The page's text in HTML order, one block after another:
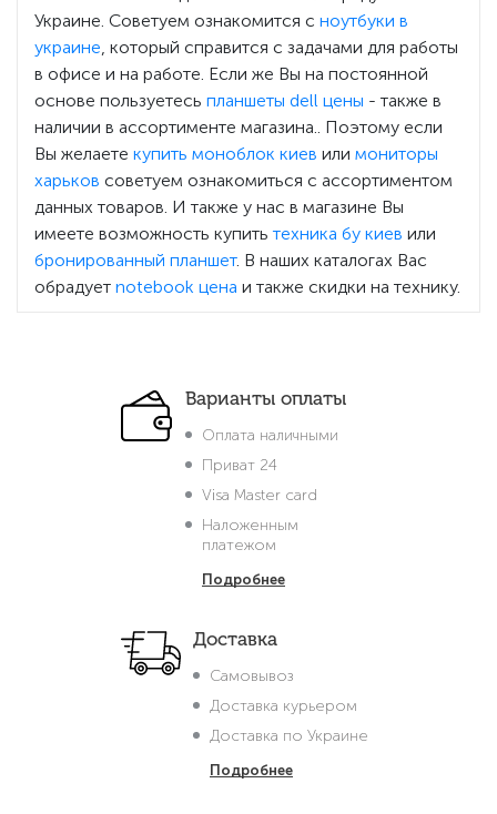
Украине. Советуем ознакомится с ноутбуки в
украине , который справится с задачами для работы
в офисе и на работе. Если же Вы на постоянной
основе пользуетесь планшеты dell цены - также в
наличии в ассортименте магазина.. Поэтому если
Вы желаете купить моноблок киев или мониторы
харьков советуем ознакомиться с ассортиментом
данных товаров. И также у нас в магазине Вы
имеете возможность купить техника бу киев или
бронированный планшет. В наших каталогах Вас
обрадует notebook цена и также скидки на технику.
Варианты оплаты
Оплата наличными
Приват 24
Visa Master card
Наложенным
платежом
Подробнее
Доставка
Самовывоз
Доставка курьером
Доставка по Украине
Подробнее